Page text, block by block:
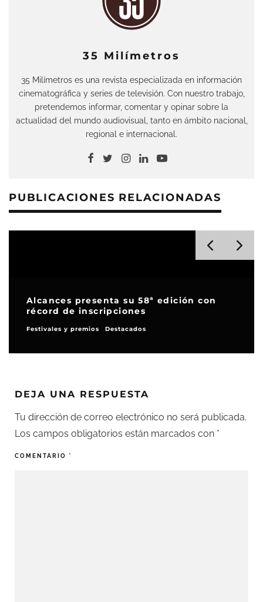
35 Milímetros
35 Milímetros es una revista especializada en información
cinematográfica y series de televisión. Con nuestro trabajo,
pretendemos informar, comentar y opinar sobre la
actualidad del mundo audiovisual, tanto en ámbito nacional,
regional e internacional.
PUBLICACIONES RELACIONADAS
Alcances presenta su 58ª edición con
récord de inscripciones
Festivales y premios Destacados
DEJA UNA RESPUESTA
Tu dirección de correo electrónico no será publicada.
Los campos obligatorios están marcados con *
COMENTARIO *